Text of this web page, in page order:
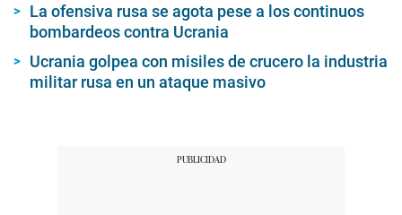
La ofensiva rusa se agota pese a los continuos
bombardeos contra Ucrania
Ucrania golpea con misiles de crucero la industria
militar rusa en un ataque masivo